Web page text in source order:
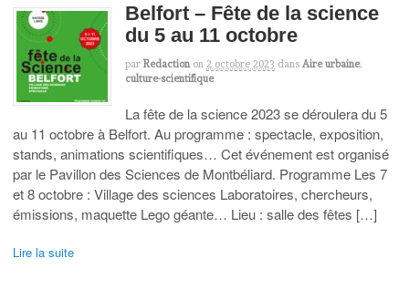
Belfort – Fête de la science
du 5 au 11 octobre
par Redaction on 2 octobre 2023 dans Aire urbaine,
culture-scientifique
La fête de la science 2023 se déroulera du 5
au 11 octobre à Belfort. Au programme : spectacle, exposition,
stands, animations scientifiques… Cet événement est organisé
par le Pavillon des Sciences de Montbéliard. Programme Les 7
et 8 octobre : Village des sciences Laboratoires, chercheurs,
émissions, maquette Lego géante… Lieu : salle des fêtes […]
Lire la suite